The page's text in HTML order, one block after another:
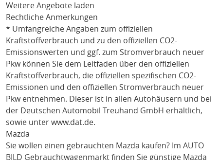
Weitere Angebote laden
Rechtliche Anmerkungen
* Umfangreiche Angaben zum offiziellen
Kraftstoffverbrauch und zu den offiziellen CO2-
Emissionswerten und ggf. zum Stromverbrauch neuer
Pkw können Sie dem Leitfaden über den offiziellen
Kraftstoffverbrauch, die offiziellen spezifischen CO2-
Emissionen und den offiziellen Stromverbrauch neuer
Pkw entnehmen. Dieser ist in allen Autohäusern und bei
der Deutschen Automobil Treuhand GmbH erhältlich,
sowie unter www.dat.de.
Mazda
Sie wollen einen gebrauchten Mazda kaufen? Im AUTO
BILD Gebrauchtwagenmarkt finden Sie günstige Mazda